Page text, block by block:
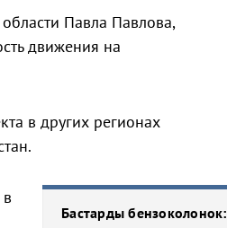
Павла Павлова,
движения на
в других регионах
Бастарды бензоколонок:
в